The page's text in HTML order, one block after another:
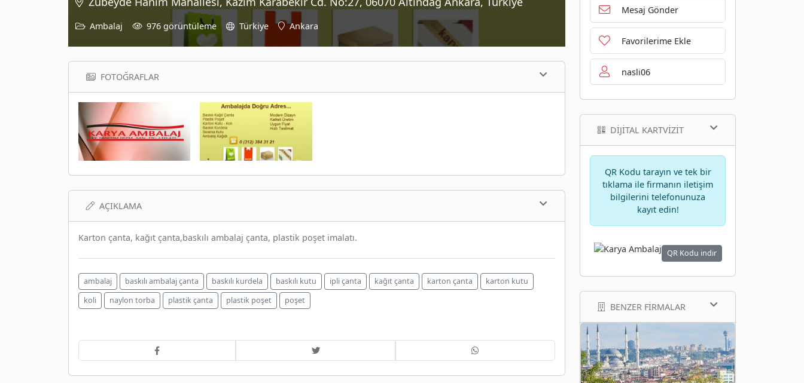
Ambalaj 976 görüntüleme Türkiye Ankara
FOTOĞRAFLAR
AÇIKLAMA
Karton çanta, kağıt çanta,baskılı ambalaj çanta, plastik poşet imalatı.
ambalaj baskılı ambalaj çanta baskılı kurdela baskılı kutu ipli çanta kağıt çanta karton çanta
karton kutu
koli
naylon torba plastik çanta plastik poşet poşet
Mesaj Gönder
Favorilerime Ekle
nasli06
DIJITAL KARTVIZIT
QR Kodu tarayın ve tek bir
tıklama ile firmanın iletişim
bilgilerini telefonunuza
kayıt edin!
QR Kodu indir
BENZER FIRMALAR